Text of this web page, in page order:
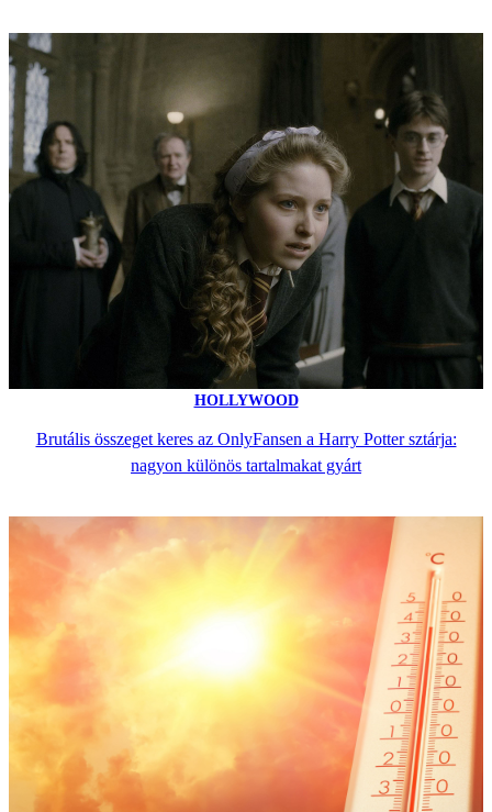
HOLLYWOOD
Brutális összeget keres az OnlyFansen a Harry Potter sztárja:
nagyon különös tartalmakat gyárt